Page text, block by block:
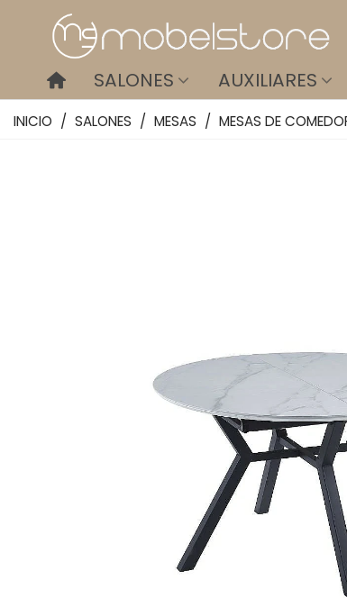
SALONES AUXILIARES
INICIO / SALONES / MESAS / MESAS DE